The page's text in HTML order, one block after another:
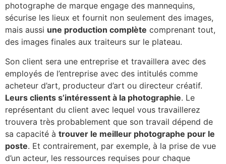
photographe de marque engage des mannequins,
sécurise les lieux et fournit non seulement des images,
mais aussi une production complète comprenant tout,
des images finales aux traiteurs sur le plateau.
Son client sera une entreprise et travaillera avec des
employés de l’entreprise avec des intitulés comme
acheteur d’art, producteur d’art ou directeur créatif.
Leurs clients s’intéressent à la photographie. Le
représentant du client avec lequel vous travaillerez
trouvera très probablement que son travail dépend de
sa capacité à trouver le meilleur photographe pour le
poste. Et contrairement, par exemple, à la prise de vue
d’un acteur, les ressources requises pour chaque